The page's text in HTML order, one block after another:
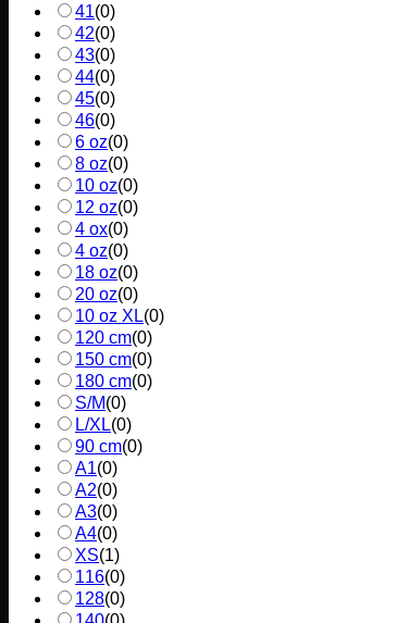
41(0)
42(0)
43(0)
44(0)
45(0)
46(0)
6 oz(0)
8 oz(0)
10 oz(0)
12 oz(0)
4 ox(0)
4 oz(0)
18 oz(0)
20 oz(0)
10 oz XL(0)
120 cm(0)
150 cm(0)
180 cm(0)
S/M(0)
L/XL(0)
90 cm(0)
A1(0)
A2(0)
A3(0)
A4(0)
XS(1)
116(0)
128(0)